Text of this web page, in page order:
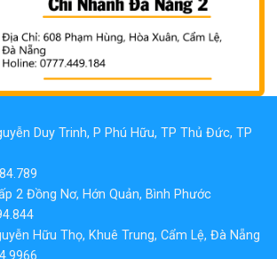
Duy Trinh, P Phú Hữu, TP Thủ Đức, TP
2 Đồng Nơ, Hớn Quản, Bình Phước
Hữu Thọ, Khuê Trung, Cẩm Lệ, Đà Nẵng